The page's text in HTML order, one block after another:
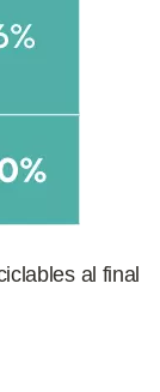
al final